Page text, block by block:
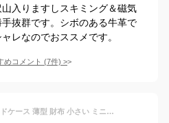
入りますしスキミング＆磁気
抜群です。シボのある牛革で
レなのでおススメです。
めコメント (7件) >
フラグメントケース カードケース 薄型 財布 小さい ミニ財布 レディース ミニマリスト 財布 女性 コンパクト 財布 薄い財布 カード入れ スリム 本革 スマートウォレット 小銭入れ パスケース キャッシュレス ミニマル くすみカラー おしゃれ 送料無料